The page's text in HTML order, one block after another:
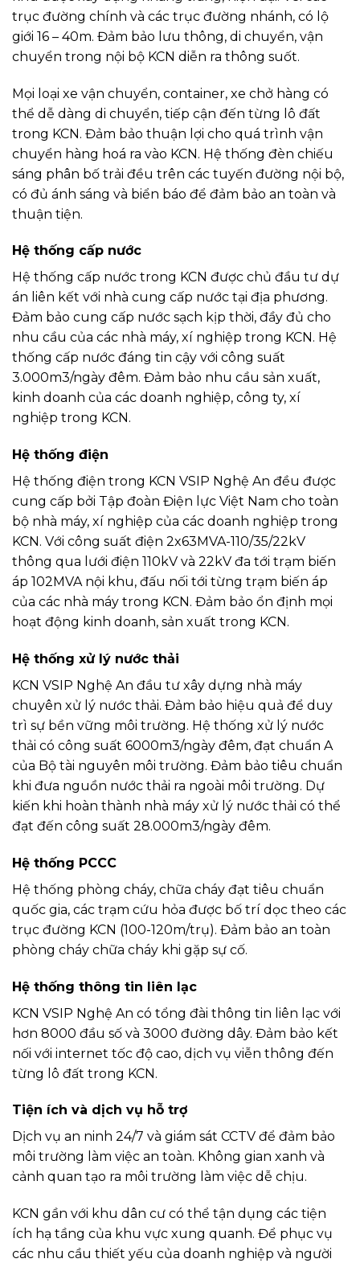
trục đường chính và các trục đường nhánh, có lộ
giới 16 – 40m. Đảm bảo lưu thông, di chuyển, vận
chuyển trong nội bộ KCN diễn ra thông suốt.
Mọi loại xe vận chuyển, container, xe chở hàng có
thể dễ dàng di chuyển, tiếp cận đến từng lô đất
trong KCN. Đảm bảo thuận lợi cho quá trình vận
chuyển hàng hoá ra vào KCN. Hệ thống đèn chiếu
sáng phân bố trải đều trên các tuyến đường nội bộ,
có đủ ánh sáng và biển báo để đảm bảo an toàn và
thuận tiện.
Hệ thống cấp nước
Hệ thống cấp nước trong KCN được chủ đầu tư dự
án liên kết với nhà cung cấp nước tại địa phương.
Đảm bảo cung cấp nước sạch kịp thời, đầy đủ cho
nhu cầu của các nhà máy, xí nghiệp trong KCN. Hệ
thống cấp nước đáng tin cậy với công suất
3.000m3/ngày đêm. Đảm bảo nhu cầu sản xuất,
kinh doanh của các doanh nghiệp, công ty, xí
nghiệp trong KCN.
Hệ thống điện
Hệ thống điện trong KCN VSIP Nghệ An đều được
cung cấp bởi Tập đoàn Điện lực Việt Nam cho toàn
bộ nhà máy, xí nghiệp của các doanh nghiệp trong
KCN. Với công suất điện 2x63MVA-110/35/22kV
thông qua lưới điện 110kV và 22kV đa tới trạm biến
áp 102MVA nội khu, đấu nối tới từng trạm biến áp
của các nhà máy trong KCN. Đảm bảo ổn định mọi
hoạt động kinh doanh, sản xuất trong KCN.
Hệ thống xử lý nước thải
KCN VSIP Nghệ An đầu tư xây dựng nhà máy
chuyên xử lý nước thải. Đảm bảo hiệu quả để duy
trì sự bền vững môi trường. Hệ thống xử lý nước
thải có công suất 6000m3/ngày đêm, đạt chuẩn A
của Bộ tài nguyên môi trường. Đảm bảo tiêu chuẩn
khi đưa nguồn nước thải ra ngoài môi trường. Dự
kiến khi hoàn thành nhà máy xử lý nước thải có thể
đạt đến công suất 28.000m3/ngày đêm.
Hệ thống PCCC
Hệ thống phòng cháy, chữa cháy đạt tiêu chuẩn
quốc gia, các trạm cứu hỏa được bố trí dọc theo các
trục đường KCN (100-120m/trụ). Đảm bảo an toàn
phòng cháy chữa cháy khi gặp sự cố.
Hệ thống thông tin liên lạc
KCN VSIP Nghệ An có tổng đài thông tin liên lạc với
hơn 8000 đầu số và 3000 đường dây. Đảm bảo kết
nối với internet tốc độ cao, dịch vụ viễn thông đến
từng lô đất trong KCN.
Tiện ích và dịch vụ hỗ trợ
Dịch vụ an ninh 24/7 và giám sát CCTV để đảm bảo
môi trường làm việc an toàn. Không gian xanh và
cảnh quan tạo ra môi trường làm việc dễ chịu.
KCN gần với khu dân cư có thể tận dụng các tiện
ích hạ tầng của khu vực xung quanh. Để phục vụ
các nhu cầu thiết yếu của doanh nghiệp và người